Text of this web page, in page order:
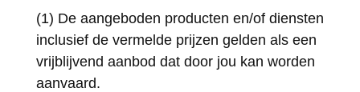
(1) De aangeboden producten en/of diensten
inclusief de vermelde prijzen gelden als een
vrijblijvend aanbod dat door jou kan worden
aanvaard.